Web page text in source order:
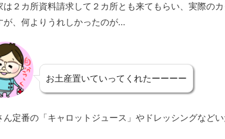
は２カ所資料請求して２カ所とも来てもらい、実際の
が、何よりうれしかったのが…
お土産置いていってくれたーーーー
ん定番の「キャロットジュース」やドレッシングなどい